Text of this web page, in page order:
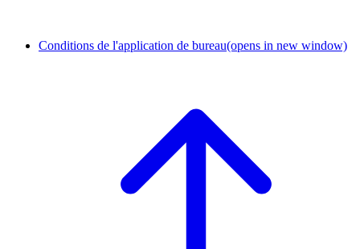
Conditions de l'application de bureau(opens in new window)